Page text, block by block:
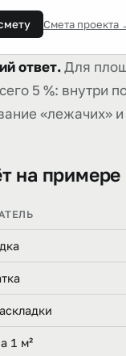
Смета проекта
ответ.Для
5 %: внутри
«лежачих» и
на
1 м²